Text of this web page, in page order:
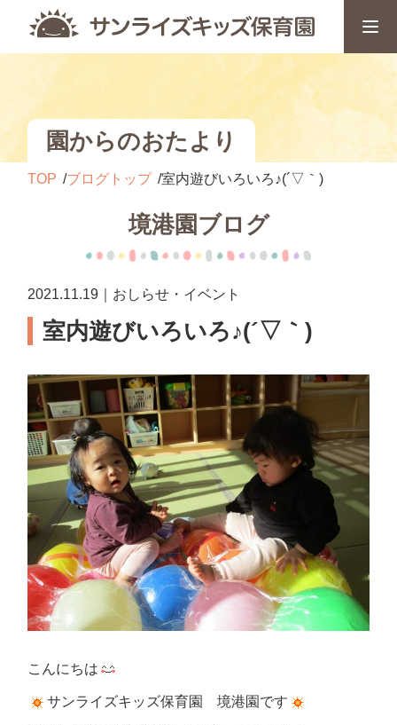
園からのおたより
TOP ブログトップ 室内遊びいろいろ♪(´▽｀)
境港園ブログ
2021.11.19｜おしらせ・イベント
室内遊びいろいろ♪(´▽｀)
こんにちは
サンライズキッズ保育園 境港園です